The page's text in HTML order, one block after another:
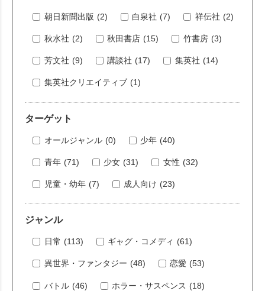
朝日新聞出版 (2) 白泉社 (7) 祥伝社 (2)
秋水社 (2) 秋田書店 (15) 竹書房 (3)
芳文社 (9) 講談社 (17) 集英社 (14)
集英社クリエイティブ (1)
ターゲット
オールジャンル (0) 少年 (40)
青年 (71) 少女 (31) 女性 (32)
児童・幼年 (7) 成人向け (23)
ジャンル
日常 (113) ギャグ・コメディ (61)
異世界・ファンタジー (48) 恋愛 (53)
バトル (46) ホラー・サスペンス (18)